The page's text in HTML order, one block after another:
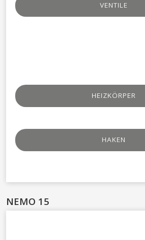
VENTILE​
HEIZKÖRPER
HAKEN
NEMO 15